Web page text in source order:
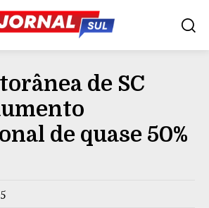
de SC
de quase 50%